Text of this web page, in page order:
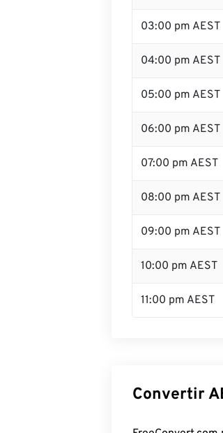
03:00 pm AEST
04:00 pm AEST
05:00 pm AEST
06:00 pm AEST
07:00 pm AEST
08:00 pm AEST
09:00 pm AEST
10:00 pm AEST
11:00 pm AEST
Convertir